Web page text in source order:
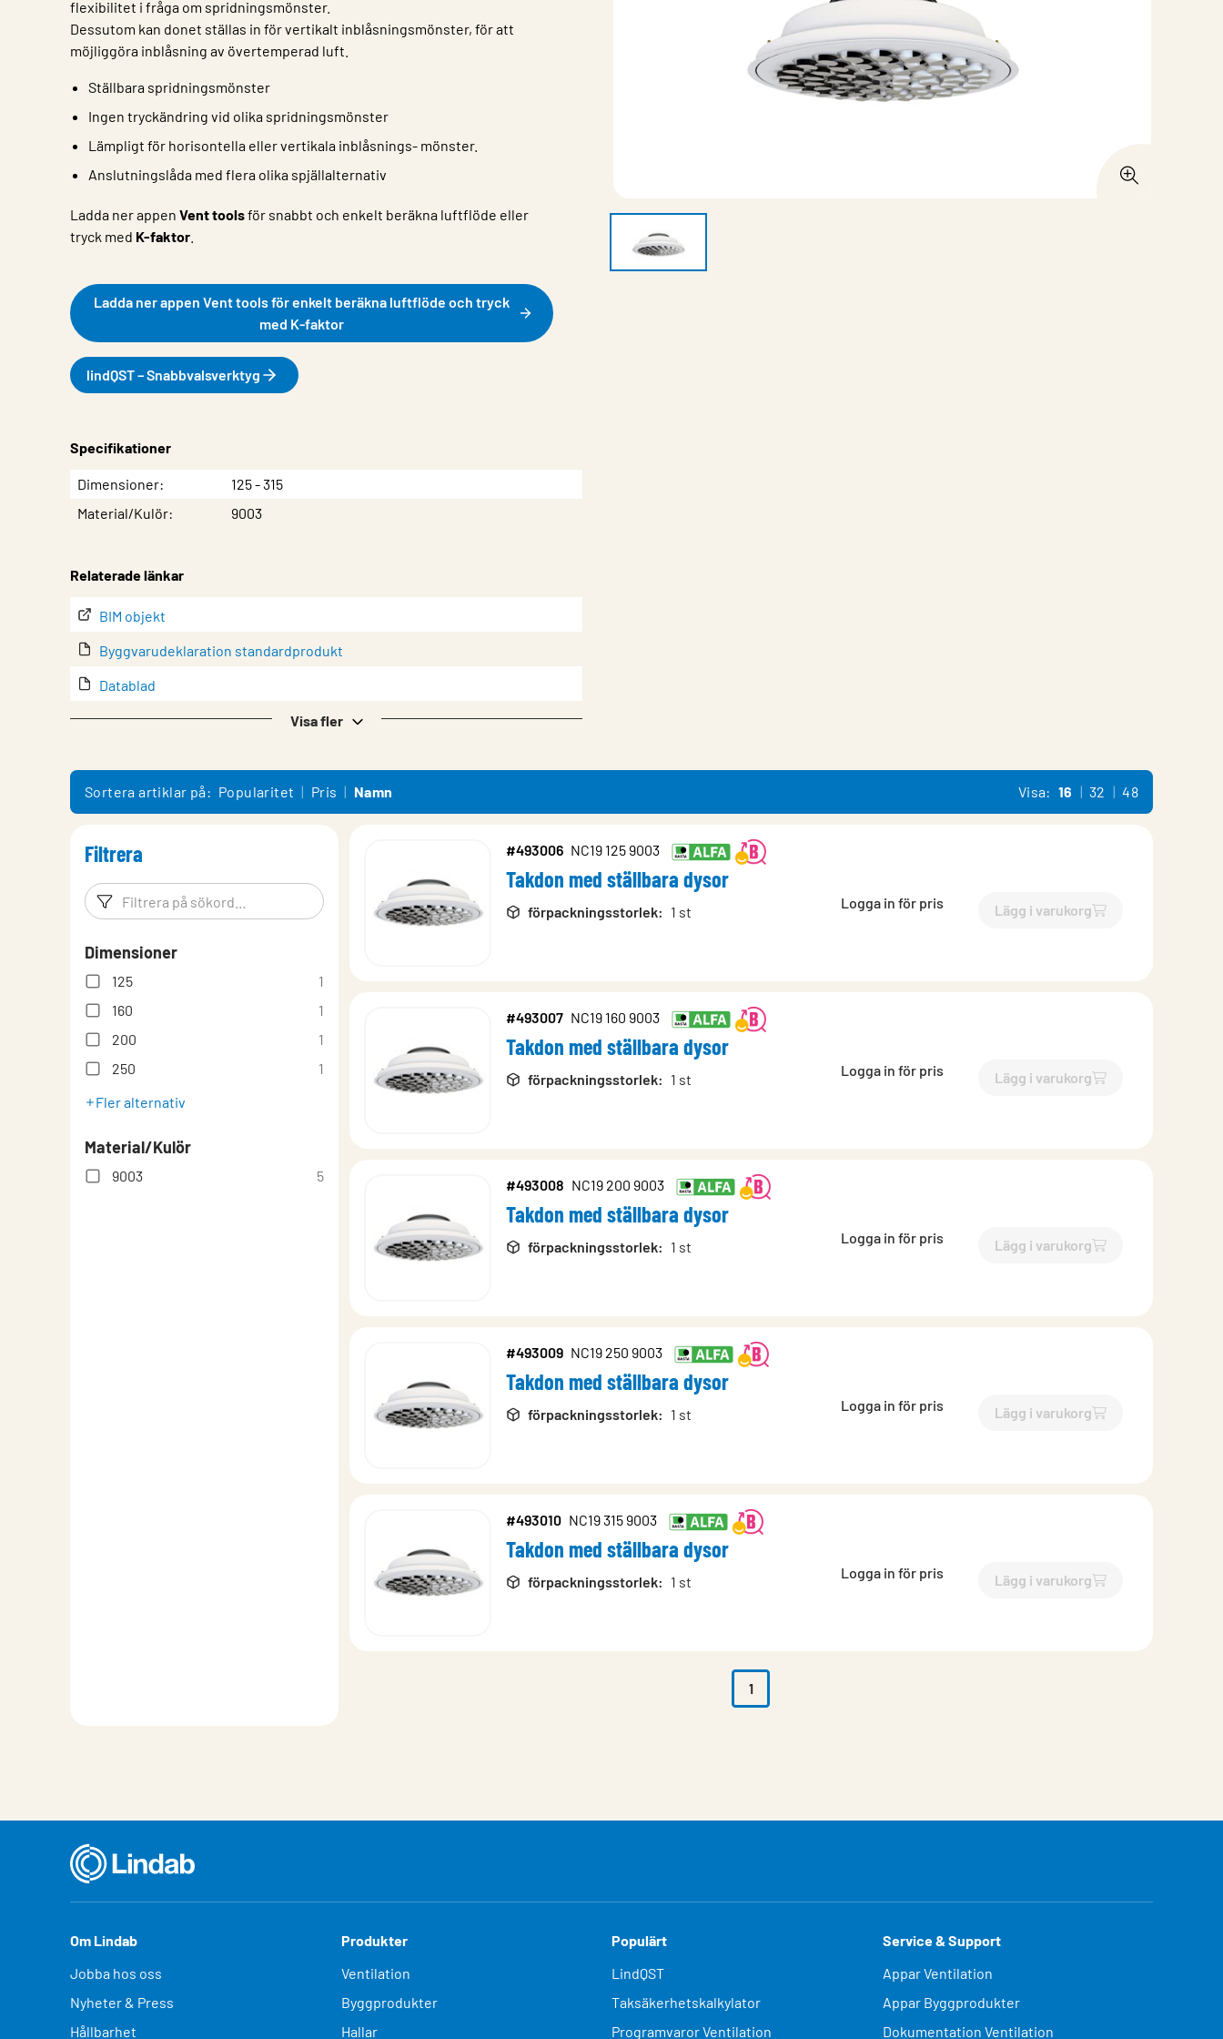
flexibilitet i fråga om spridningsmönster.
Dessutom kan donet ställas in för vertikalt inblåsningsmönster, för att
möjliggöra inblåsning av övertemperad luft.
Ställbara spridningsmönster
Ingen tryckändring vid olika spridningsmönster
Lämpligt för horisontella eller vertikala inblåsnings- mönster.
Anslutningslåda med flera olika spjällalternativ
Ladda ner appen Vent toolsför snabbt och enkelt beräkna luftflöde eller
tryck med K-faktor
Ladda ner appen Vent tools för enkelt beräkna luftflöde och tryck
med K-faktor
lindQST – Snabbvalsverktyg
Specifikationer
EgenskapVärde
Dimensioner
125 - 315
Material/Kulör
9003
Relaterade länkar
BIM objekt
Byggvarudeklaration standardprodukt
Datablad
EPD (Miljövarudeklaration)
K-faktorer
Montering
Montering, Injustering, Skötsel
Teori
Visa fler
Sortera artiklar på: Popularitet Pris Namn Visa: 16 32 48
Filtrera
Filtreringsord Filtrera produkter
Dimensioner
125
1
160
1
200
1
250
1
Fler alternativ
Material/Kulör
9003 5
#493006 NC19 125 9003
Takdon med ställbara dysor
förpackningsstorlek: 1 st
Logga in för pris Lägg i varukorg
`$Lägg till
#493007 NC19 160 9003
Takdon med ställbara dysor
förpackningsstorlek: 1 st
Logga in för pris Lägg i varukorg
`$Lägg till
#493008 NC19 200 9003
Takdon med ställbara dysor
förpackningsstorlek: 1 st
Logga in för pris Lägg i varukorg
`$Lägg till
#493009 NC19 250 9003
Takdon med ställbara dysor
förpackningsstorlek: 1 st
Logga in för pris Lägg i varukorg
`$Lägg till
#493010 NC19 315 9003
Takdon med ställbara dysor
förpackningsstorlek: 1 st
Logga in för pris Lägg i varukorg
`$Lägg till
1
Om Lindab
Jobba hos oss
Nyheter & Press
Hållbarhet
Produkter
Ventilation
Byggprodukter
Hallar
Populärt
LindQST
Taksäkerhetskalkylator
Programvaror Ventilation
Service & Support
Appar Ventilation
Appar Byggprodukter
Dokumentation Ventilation